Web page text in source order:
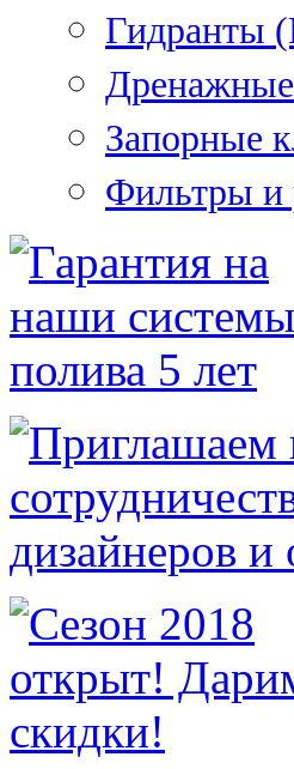
Гидранты
Запорные
Фильтры и